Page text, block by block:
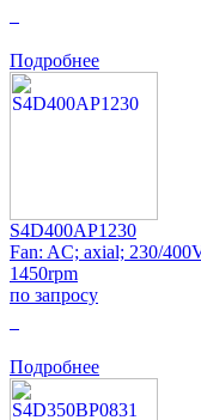
Подробнее
S4D400AP1230
Fan: AC; axial; 230/
1450rpm
по запросу
Подробнее